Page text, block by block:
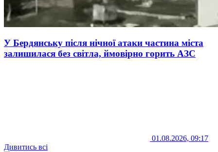
У Бердянську після нічної атаки частина міста
залишилася без світла, ймовірно горить АЗС
01.08.2026, 09:17
Дивитись всі